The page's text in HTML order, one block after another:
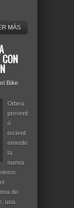
MÁS
Bike
Orbea
present
ó
recient
emente
la
nueva
de
una